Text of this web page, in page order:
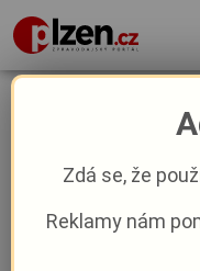
Případ
na
k
Krimi Aktuálně
Zdá se, že
Reklamy nám